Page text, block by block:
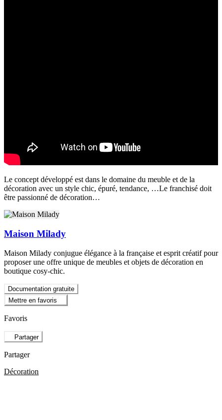
Le concept développé est dans le domaine du meuble et de la
décoration avec un style chic, épuré, tendance, …Le franchisé doit
être passionné de décoration…
Maison Milady
Maison Milady conjugue élégance à la française et esprit créatif pour
proposer une offre unique de meubles et objets de décoration en
boutique cosy-chic.
Documentation gratuite
Mettre en favoris
Favoris
Partager
Partager
Décoration